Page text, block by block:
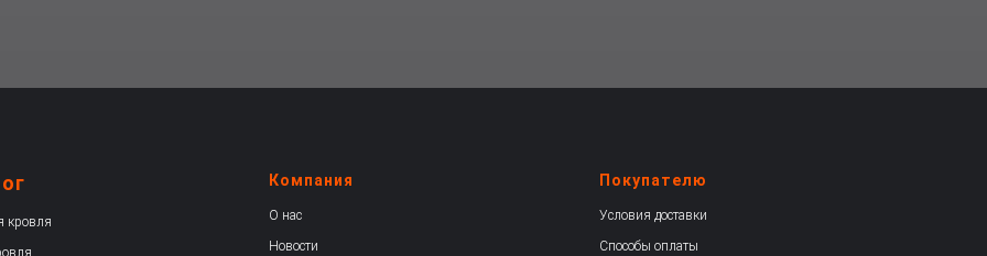
кровля
Компания
О нас
Новости
Покупателю
Условия доставки
Способы оплаты